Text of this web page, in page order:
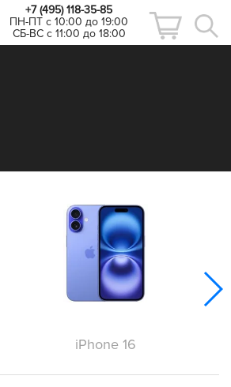
+7 (495) 118-35-85
ПН-ПТ с 10:00 до 19:00
СБ-ВС с 11:00 до 18:00
iPhone 16